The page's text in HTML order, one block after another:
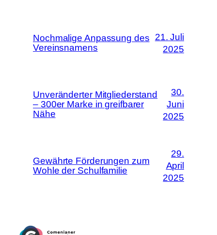
Nochmalige Anpassung des
Vereinsnamens
21. Juli
2025
Unveränderter Mitgliederstand
– 300er Marke in greifbarer
Nähe
30.
Juni
2025
Gewährte Förderungen zum
Wohle der Schulfamilie
29.
April
2025